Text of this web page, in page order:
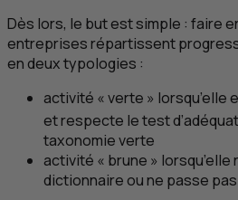
Dès lors, le but est simple : faire
entreprises répartissent
en deux typologies :
activité « verte » lorsqu’elle
et respecte le test
taxonomie verte
activité « brune » lorsqu’elle
dictionnaire ou ne passe